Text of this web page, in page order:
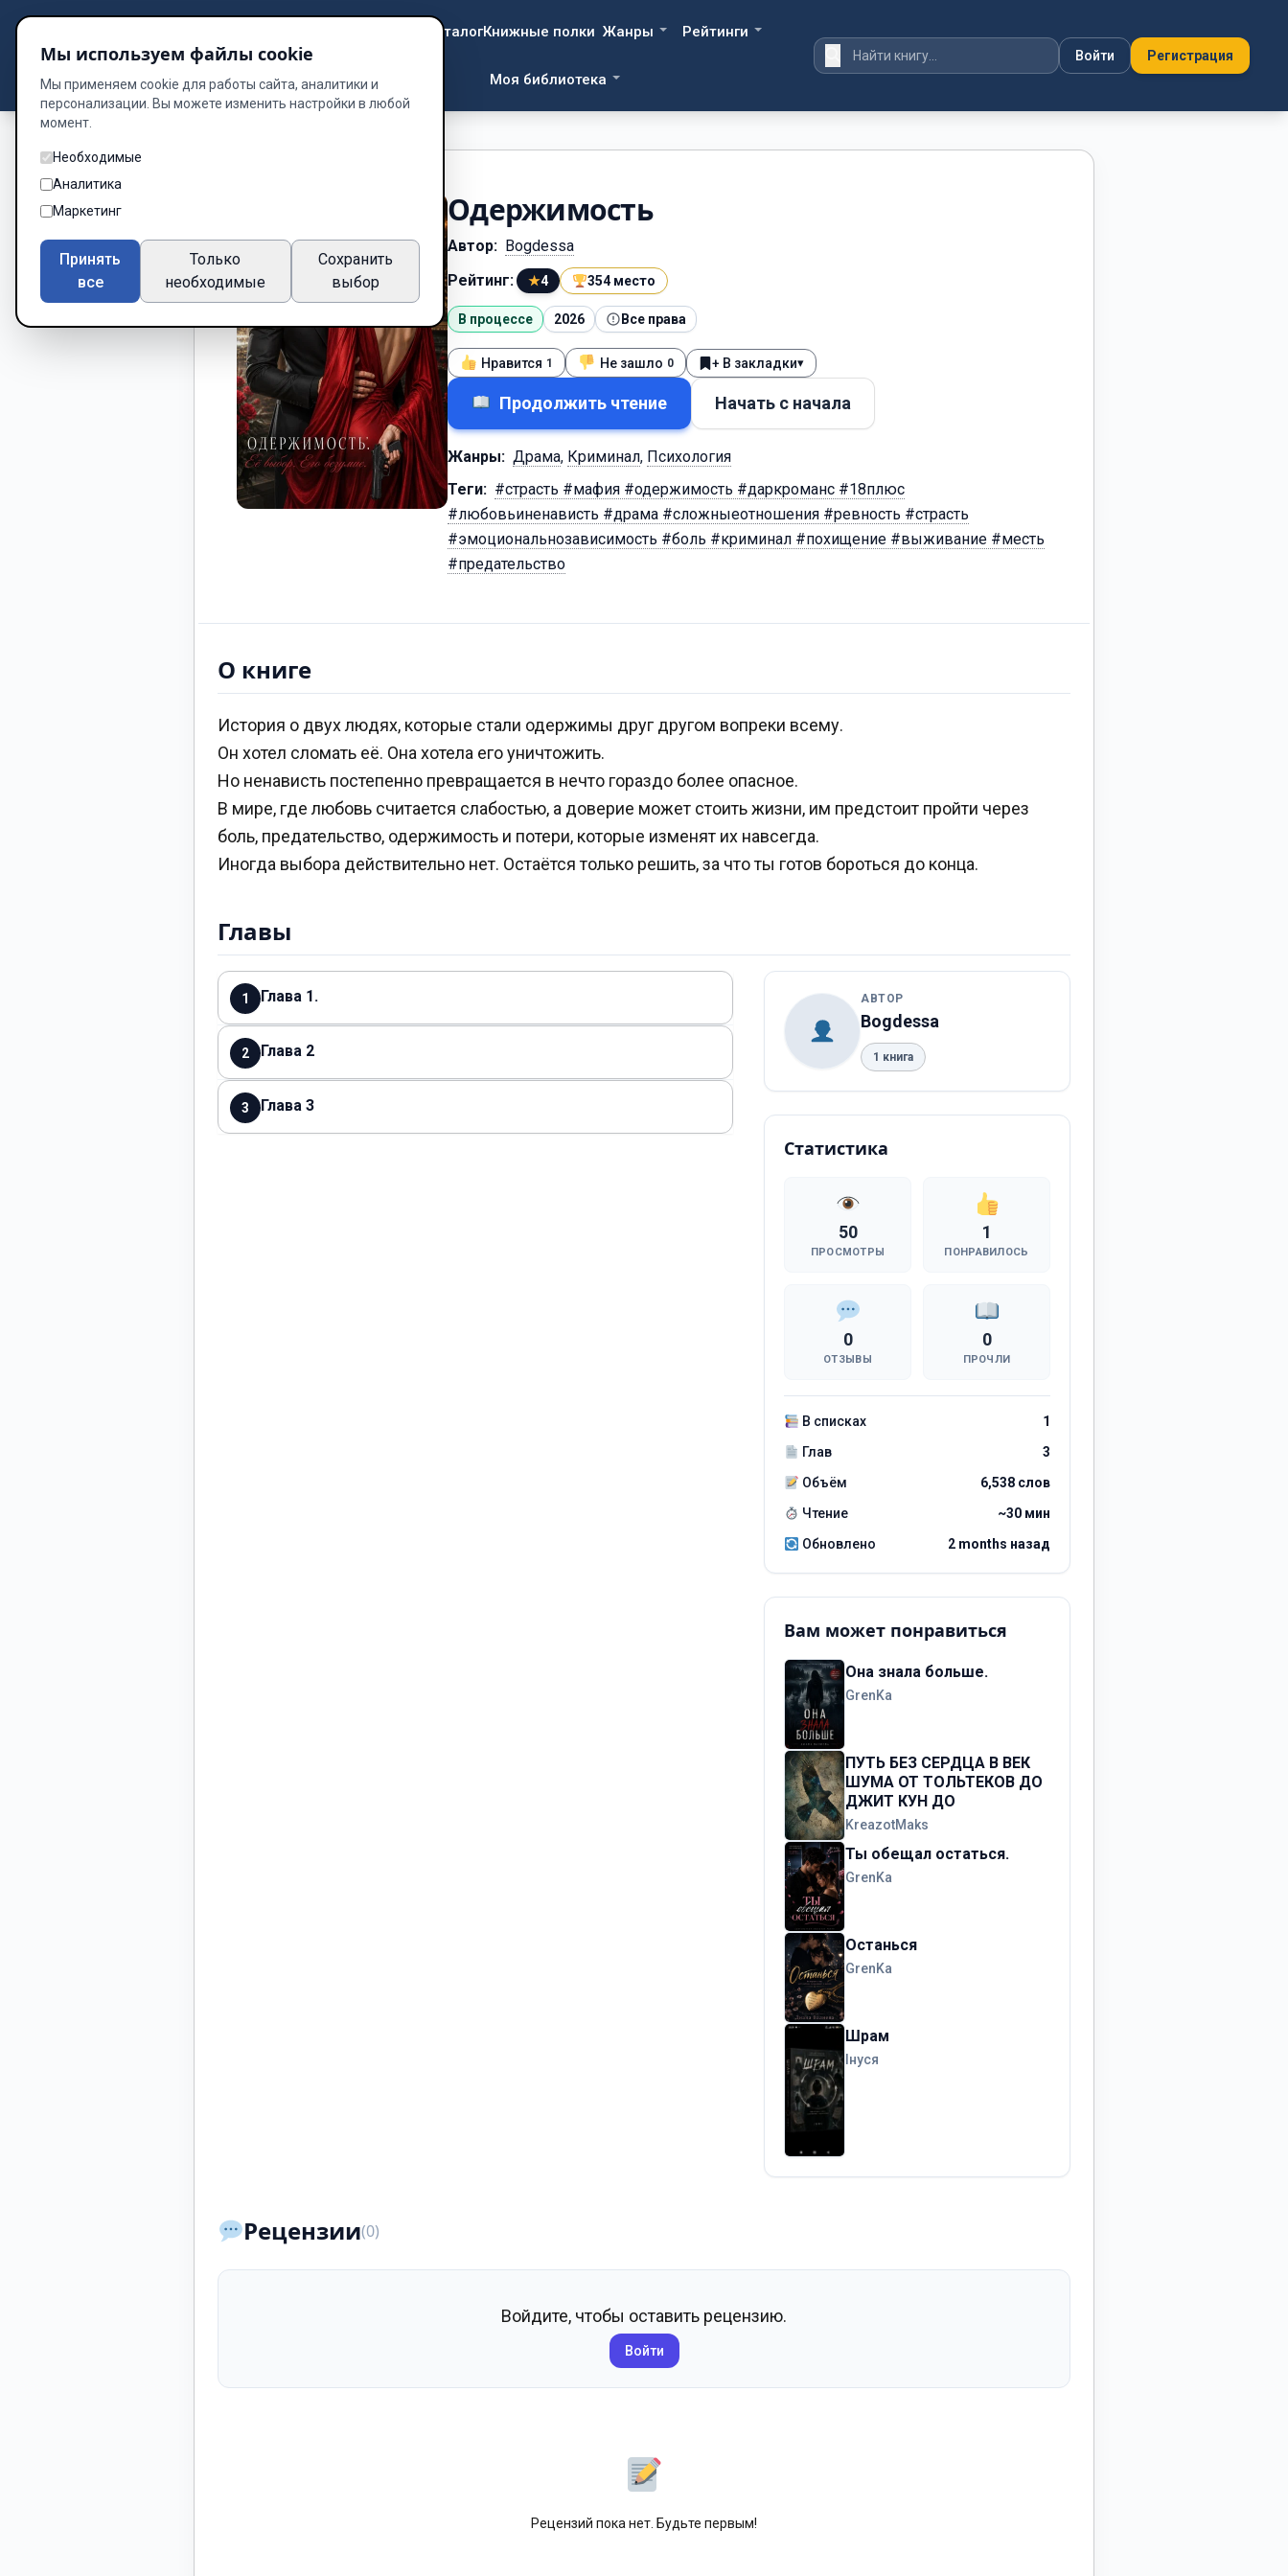
DzenWay Библиотека
КаталогКнижные полки Жанры Рейтинги
Моя библиотека
Войти Регистрация
Одержимость
Автор: Bogdessa
Рейтинг:
★4 354 место
В процессе 2026 Все права
Нравится 1 Не зашло 0 + В закладки▾
Продолжить чтение Начать с начала
Жанры: Драма, Криминал, Психология
Теги: #страсть #мафия #одержимость #даркроманс #18плюс
#любовьиненависть #драма #сложныеотношения #ревность #страсть
#эмоциональнозависимость #боль #криминал #похищение #выживание #месть
#предательство
О книге
История о двух людях, которые стали одержимы друг другом вопреки всему.
Он хотел сломать её. Она хотела его уничтожить.
Но ненависть постепенно превращается в нечто гораздо более опасное.
В мире, где любовь считается слабостью, а доверие может стоить жизни, им предстоит пройти через
боль, предательство, одержимость и потери, которые изменят их навсегда.
Иногда выбора действительно нет. Остаётся только решить, за что ты готов бороться до конца.
Главы
1 Глава 1.
2 Глава 2
3 Глава 3
АВТОР
Bogdessa
1 книга
Статистика
50
ПРОСМОТРЫ
1
ПОНРАВИЛОСЬ
0
ОТЗЫВЫ
0
ПРОЧЛИ
В списках
1
Глав
3
Объём
6,538 слов
Чтение
~30 мин
Обновлено
2 months назад
Вам может понравиться
Она знала больше.
GrenKa
ПУТЬ БЕЗ СЕРДЦА В ВЕК
ШУМА ОТ ТОЛЬТЕКОВ ДО
ДЖИТ КУН ДО
KreazotMaks
Ты обещал остаться.
GrenKa
Останься
GrenKa
Шрам
Інуся
Рецензии(0)
Войдите, чтобы оставить рецензию.
Войти
Рецензий пока нет. Будьте первым!
Мы используем файлы cookie
Мы применяем cookie для работы сайта, аналитики и
персонализации. Вы можете изменить настройки в любой
момент.
Необходимые
Аналитика
Маркетинг
Принять
все
Только
необходимые
Сохранить
выбор